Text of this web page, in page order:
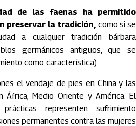
de las faenas ha permitido
preservar la tradición, como si se
a cualquier tradición bárbara
germánicos antiguos, que se
como característica).
el vendaje de pies en China y las
África, Medio Oriente y América. El
representen sufrimiento
permanentes contra las mujeres